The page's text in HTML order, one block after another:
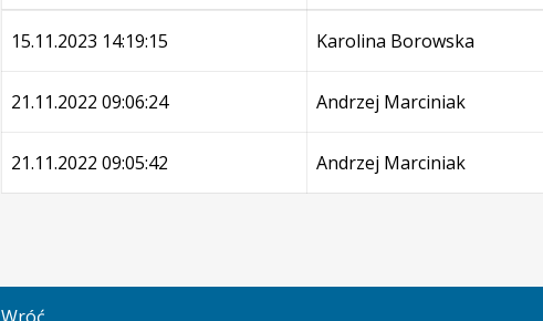
15.11.2023 14:19:15
Karolina Borowska
21.11.2022 09:06:24
Andrzej Marciniak
21.11.2022 09:05:42
Andrzej Marciniak
Wróć